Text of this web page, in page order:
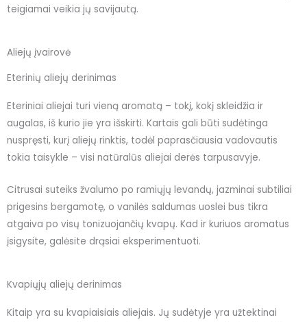
teigiamai veikia jų savijautą.
Aliejų įvairovė
Eterinių aliejų derinimas
Eteriniai aliejai turi vieną aromatą – tokį, kokį skleidžia ir
augalas, iš kurio jie yra išskirti. Kartais gali būti sudėtinga
nuspręsti, kurį aliejų rinktis, todėl paprasčiausia vadovautis
tokia taisykle – visi natūralūs aliejai derės tarpusavyje.
Citrusai suteiks žvalumo po ramiųjų levandų, jazminai subtiliai
prigesins bergamotę, o vanilės saldumas uoslei bus tikra
atgaiva po visų tonizuojančių kvapų. Kad ir kuriuos aromatus
įsigysite, galėsite drąsiai eksperimentuoti.
Kvapiųjų aliejų derinimas
Kitaip yra su kvapiaisiais aliejais. Jų sudėtyje yra užtektinai